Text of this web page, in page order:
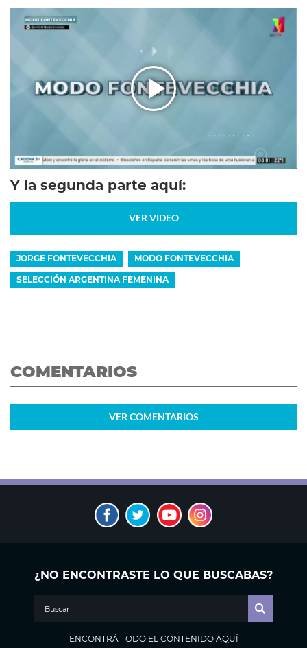
Y la segunda parte aquí:
VER VIDEO
JORGE FONTEVECCHIA MODO FONTEVECCHIA
SELECCIÓN ARGENTINA FEMENINA
COMENTARIOS
VER COMENTARIOS
¿NO ENCONTRASTE LO QUE BUSCABAS?
ENCONTRÁ TODO EL CONTENIDO AQUÍ